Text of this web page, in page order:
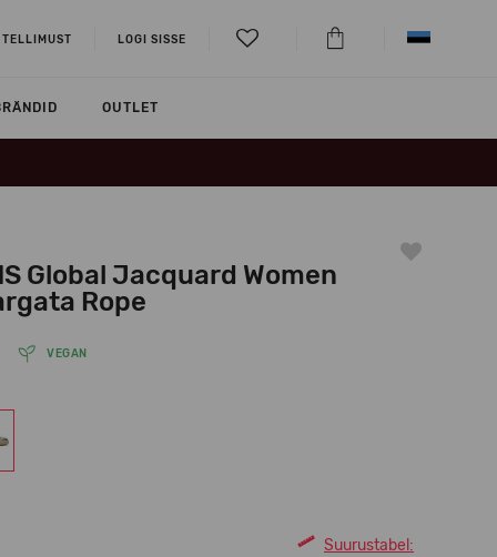
LOGI SISSE
OUTLET
Global Jacquard Women
Rope
VEGAN
Suurustabel: